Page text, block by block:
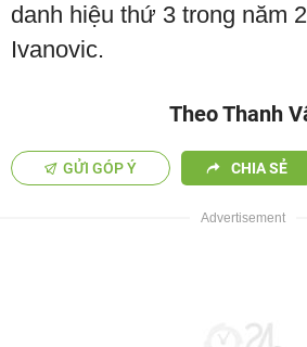
danh hiệu thứ 3 trong năm
Ivanovic.
Theo Thanh
GỬI GÓP Ý CHIA SẺ